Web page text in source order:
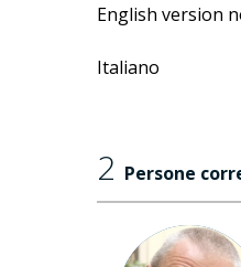
English version
Italiano
2 Persone